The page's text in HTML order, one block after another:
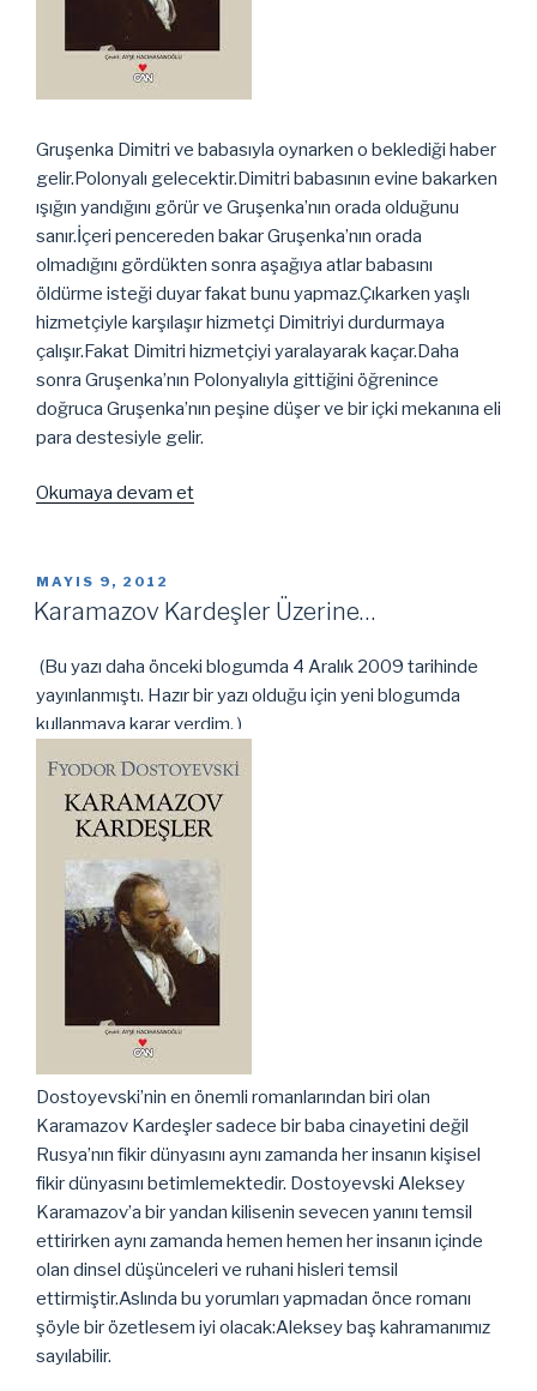
Gruşenka Dimitri ve babasıyla oynarken o beklediği haber
gelir.Polonyalı gelecektir.Dimitri babasının evine bakarken
ışığın yandığını görür ve Gruşenka’nın orada olduğunu
sanır.İçeri pencereden bakar Gruşenka’nın orada
olmadığını gördükten sonra aşağıya atlar babasını
öldürme isteği duyar fakat bunu yapmaz.Çıkarken yaşlı
hizmetçiyle karşılaşır hizmetçi Dimitriyi durdurmaya
çalışır.Fakat Dimitri hizmetçiyi yaralayarak kaçar.Daha
sonra Gruşenka’nın Polonyalıyla gittiğini öğrenince
doğruca Gruşenka’nın peşine düşer ve bir içki mekanına eli
para destesiyle gelir.
Okumaya devam et“Karamazov
YAYIM
TARIHI
MAYIS 9, 2012
Karamazov Kardeşler Üzerine…
(Bu yazı daha önceki blogumda 4 Aralık 2009 tarihinde
yayınlanmıştı. Hazır bir yazı olduğu için yeni blogumda
kullanmaya karar verdim. )
Dostoyevski’nin en önemli romanlarından biri olan
Karamazov Kardeşler sadece bir baba cinayetini değil
Rusya’nın fikir dünyasını aynı zamanda her insanın kişisel
fikir dünyasını betimlemektedir. Dostoyevski Aleksey
Karamazov’a bir yandan kilisenin sevecen yanını temsil
ettirirken aynı zamanda hemen hemen her insanın içinde
olan dinsel düşünceleri ve ruhani hisleri temsil
ettirmiştir.Aslında bu yorumları yapmadan önce romanı
şöyle bir özetlesem iyi olacak:Aleksey baş kahramanımız
sayılabilir.